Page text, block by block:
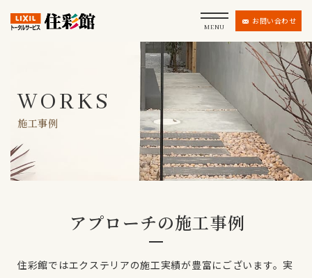
MENU
お問い合わせ
WORKS
施工事例
アプローチの施工事例
住彩館ではエクステリアの施工実績が豊富にございます。実